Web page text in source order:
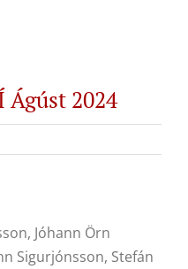
2024
Jóhann Örn
Sigurjónsson, Stefán